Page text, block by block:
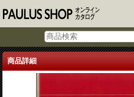
商品詳細